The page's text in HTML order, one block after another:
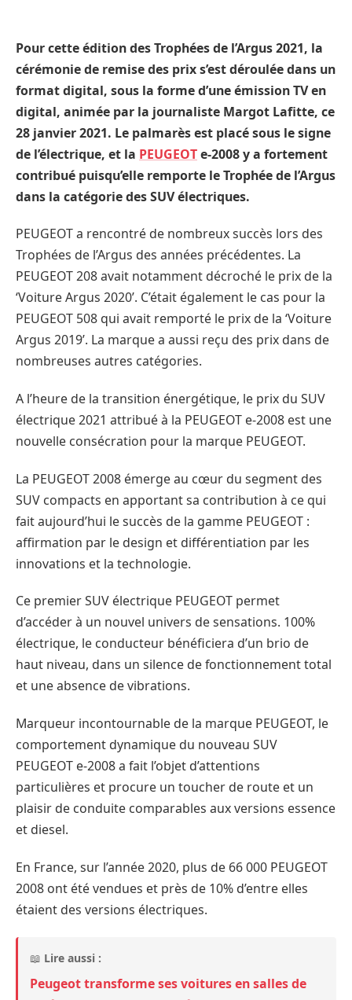
Pour cette édition des Trophées de l’Argus 2021, la
cérémonie de remise des prix s’est déroulée dans un
format digital, sous la forme d’une émission TV en
digital, animée par la journaliste Margot Lafitte, ce
28 janvier 2021. Le palmarès est placé sous le signe
de l’électrique, et la PEUGEOTe-2008 y a fortement
contribué puisqu’elle remporte le Trophée de l’Argus
dans la catégorie des SUV électriques.
PEUGEOT a rencontré de nombreux succès lors des
Trophées de l’Argus des années précédentes. La
PEUGEOT 208 avait notamment décroché le prix de la
‘Voiture Argus 2020’. C’était également le cas pour la
PEUGEOT 508 qui avait remporté le prix de la ‘Voiture
Argus 2019’. La marque a aussi reçu des prix dans de
nombreuses autres catégories.
A l’heure de la transition énergétique, le prix du SUV
électrique 2021 attribué à la PEUGEOT e-2008 est une
nouvelle consécration pour la marque PEUGEOT.
La PEUGEOT 2008 émerge au cœur du segment des
SUV compacts en apportant sa contribution à ce qui
fait aujourd’hui le succès de la gamme PEUGEOT :
affirmation par le design et différentiation par les
innovations et la technologie.
Ce premier SUV électrique PEUGEOT permet
d’accéder à un nouvel univers de sensations. 100%
électrique, le conducteur bénéficiera d’un brio de
haut niveau, dans un silence de fonctionnement total
et une absence de vibrations.
Marqueur incontournable de la marque PEUGEOT, le
comportement dynamique du nouveau SUV
PEUGEOT e-2008 a fait l’objet d’attentions
particulières et procure un toucher de route et un
plaisir de conduite comparables aux versions essence
et diesel.
En France, sur l’année 2020, plus de 66 000 PEUGEOT
2008 ont été vendues et près de 10% d’entre elles
étaient des versions électriques.
📖 Lire aussi :
Peugeot transforme ses voitures en salles de